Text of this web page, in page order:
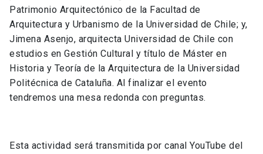
Patrimonio Arquitectónico de la Facultad de
Arquitectura y Urbanismo de la Universidad de Chile; y,
Jimena Asenjo, arquitecta Universidad de Chile con
estudios en Gestión Cultural y título de Máster en
Historia y Teoría de la Arquitectura de la Universidad
Politécnica de Cataluña. Al finalizar el evento
tendremos una mesa redonda con preguntas.
Esta actividad será transmitida por canal YouTube del